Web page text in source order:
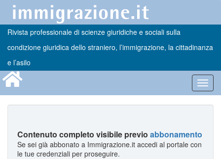
Rivista professionale di scienze giuridiche e sociali sulla
condizione giuridica dello straniero, l’immigrazione, la cittadinanza
e l’asilo
Contenuto completo visibile previo abbonamento
Se sei già abbonato a Immigrazione.it accedi al portale con
le tue credenziali per proseguire.